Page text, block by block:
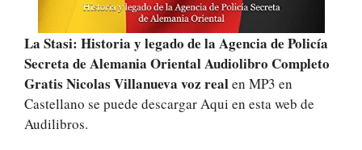
La Stasi: Historia y legado de la Agencia de Policía
Secreta de Alemania Oriental Audiolibro Completo
Gratis Nicolas Villanueva voz realen MP3 en
Castellano se puede descargar Aqui en esta web de
Audilibros.